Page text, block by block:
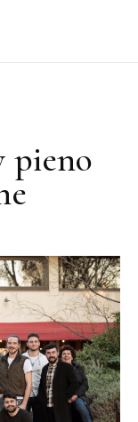
pieno